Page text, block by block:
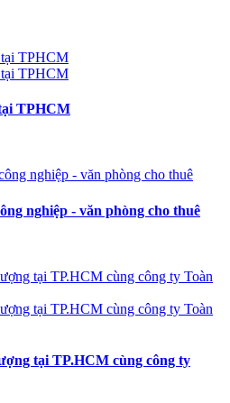
TPHCM
nghiệp - văn phòng cho thuê
tại TP.HCM cùng công ty